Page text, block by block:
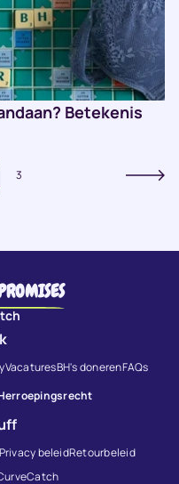
Betekenis
3
VacaturesBH's donerenFAQs
Privacy beleidRetourbeleid